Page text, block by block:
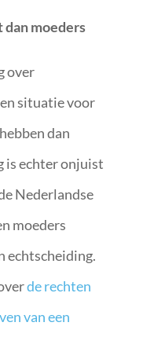
dan moeders
over
situatie voor
dan
is echter onjuist
Nederlandse
moeders
echtscheiding.
de rechten
van een